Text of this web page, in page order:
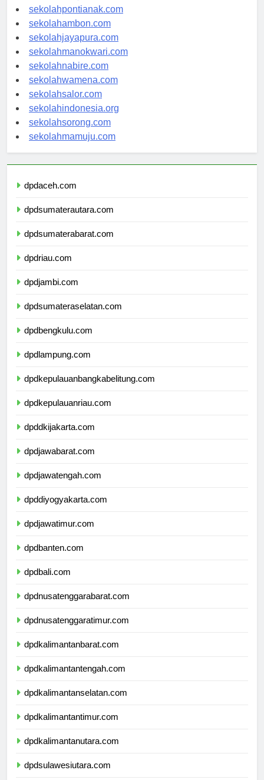
sekolahbanjarbaru.com
sekolahpontianak.com
sekolahambon.com
sekolahjayapura.com
sekolahmanokwari.com
sekolahnabire.com
sekolahwamena.com
sekolahsalor.com
sekolahindonesia.org
sekolahsorong.com